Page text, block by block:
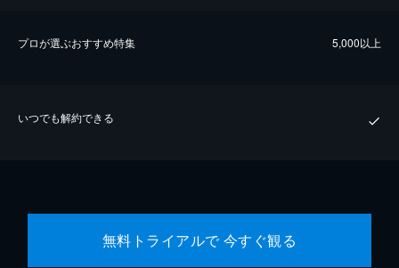
プロが選ぶおすすめ特集 5,000以上
いつでも解約できる
無料トライアルで 今すぐ観る